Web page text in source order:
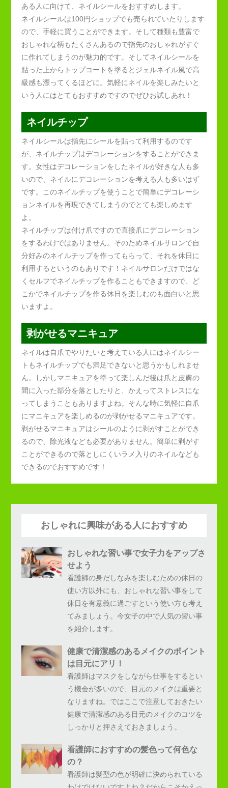
ある人に向けて、ネイルシールをおすすめします。
ネイルシールは100円ショップでも売られていたりします
ので、手軽に買うことができます。そして種類も豊富で
おしゃれな柄もたくさんあるので指先のおしゃれがすぐ
に作れてしまうのが魅力的です。そしてネイルシールを
貼った上からトップコートを塗るとジェルネイル風で高
級感も漂ってくるほどに。気軽にネイルを楽しみたいと
いう人にはとてもおすすめですのでぜひお試しあれ！
ネイルチップ
ネイルシールは指先にシールを貼って利用するのです
が、ネイルチップはデコレーションをすることができま
す。女性はデコレーションをしたネイルが好きな人も多
いので、ネイルにデコレーションを考える人も多いはず
です。このネイルチップを使うことで簡単にデコレーシ
ョンネイルを再現できてしまうのでとても楽しめます
よ。
ネイルチップは付け爪ですので直接爪にデコレーション
をするわけではありません。そのためネイルサロンで自
分好みのネイルチップを作ってもらって、それを休日に
利用するというのもありです！ネイルサロンだけではな
くセルフでネイルチップを作ることもできますので、ど
こかでネイルチップを作る休日を楽しむのも面白いと思
いますよ。
剥がせるマニキュア
ネイルは自爪でやりたいと考えている人にはネイルシー
トもネイルチップでも満足できないと思うかもしれませ
ん。しかしマニキュアを塗って楽しんだ後は爪と皮膚の
間に入った部分を落としたりと、かえってストレスにな
ってしまうこともありますよね。そんな時に気軽に自爪
にマニキュアを楽しめるのが剥がせるマニキュアです。
剥がせるマニキュアはシールのように剥がすことができ
るので、除光液なども必要がありません。簡単に剥がす
ことができるので落としにくいラメ入りのネイルなども
できるのでおすすめです！
おしゃれに興味がある人におすすめ
おしゃれな習い事で女子力をアップさ
せよう
看護師の身だしなみを楽しむための休日の
使い方以外にも、おしゃれな習い事をして
休日を有意義に過ごすという使い方も考え
てみましょう。今女子の中で人気の習い事
を紹介します。
健康で清潔感のあるメイクのポイント
は目元にアリ！
看護師はマスクをしながら仕事をするとい
う機会が多いので、目元のメイクは重要と
なりますね。ではここで注意しておきたい
健康で清潔感のある目元のメイクのコツを
しっかりと押さえておきましょう。
看護師におすすめの髪色って何色な
の？
看護師は髪型の色が明確に決められている